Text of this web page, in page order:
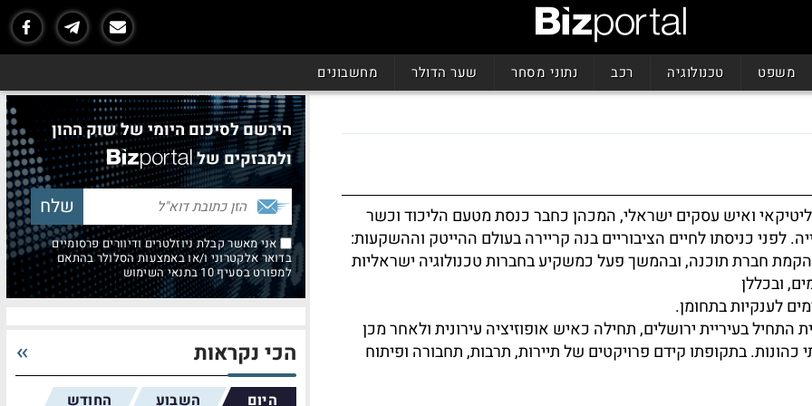
משפט טכנולוגיה רכב נתוני מסחר שער הדולר מחשבונים
ואיש עסקים ישראלי, המכהן כחבר כנסת מטעם הליכוד וכשר
לפני כניסתו לחיים הציבוריים בנה קריירה בעולם ההייטק וההשקעות:
חברת תוכנה, ובהמשך פעל כמשקיע בחברות טכנולוגיה ישראליות
ובכללן
לענקיות בתחומן.
התחיל בעיריית ירושלים, תחילה כאיש אופוזיציה עירונית ולאחר מכן
בתקופתו קידם פרויקטים של תיירות, תרבות, תחבורה ופיתוח
הירשם לסיכום היומי של שוק ההון
ולמבזקים של
אני מאשר קבלת ניוזלטרים ודיוורים פרסומיים
בדואר אלקטרוני ו/או באמצעות הסלולר בהתאם
למפורט בסעיף 10 בתנאי השימוש
הכי נקראות
היום השבוע החודש